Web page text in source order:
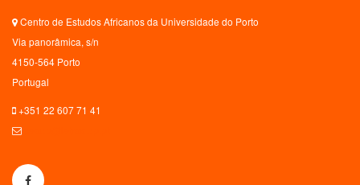
Centro de Estudos Africanos da Universidade do Porto
Via panorâmica, s/n
4150-564 Porto
Portugal
+351 22 607 71 41